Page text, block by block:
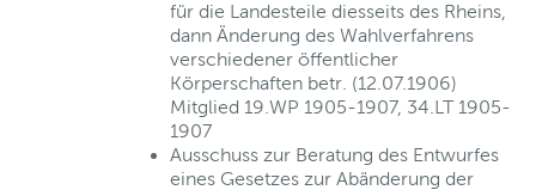
für die Landesteile diesseits des Rheins,
dann Änderung des Wahlverfahrens
verschiedener öffentlicher
Körperschaften betr. (12.07.1906)
Mitglied 19.WP 1905-1907, 34.LT 1905-
1907
Ausschuss zur Beratung des Entwurfes
eines Gesetzes zur Abänderung der